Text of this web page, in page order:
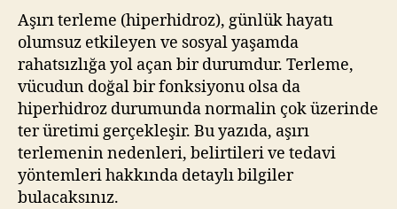
Aşırı terleme (hiperhidroz), günlük hayatı
olumsuz etkileyen ve sosyal yaşamda
rahatsızlığa yol açan bir durumdur. Terleme,
vücudun doğal bir fonksiyonu olsa da
hiperhidroz durumunda normalin çok üzerinde
ter üretimi gerçekleşir. Bu yazıda, aşırı
terlemenin nedenleri, belirtileri ve tedavi
yöntemleri hakkında detaylı bilgiler
bulacaksınız.